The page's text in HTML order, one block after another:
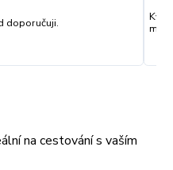
doporučuji.
na cestování s vaším